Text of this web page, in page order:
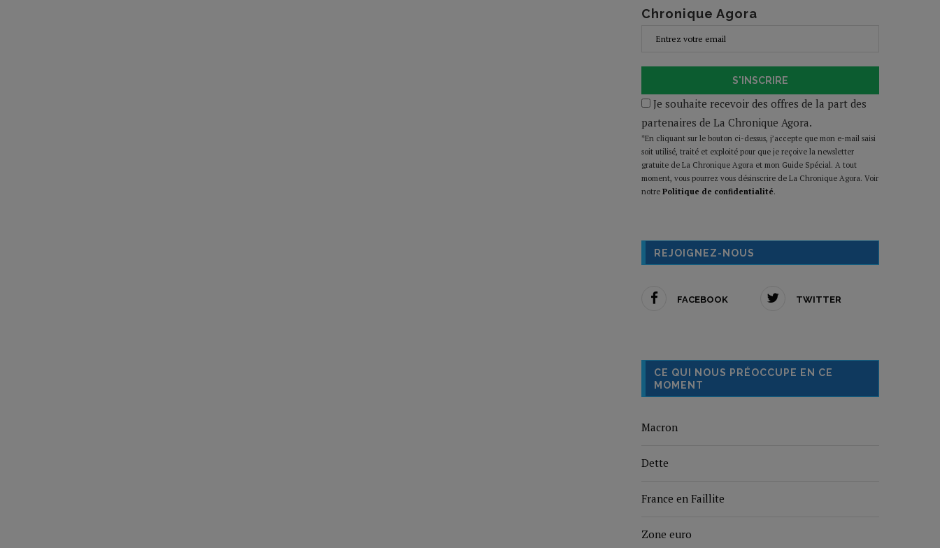
Chronique Agora
S'INSCRIRE
Je souhaite recevoir des offres de la part des
partenaires de La Chronique Agora.
*En cliquant sur le bouton ci-dessus, j’accepte que mon e-mail saisi
soit utilisé, traité et exploité pour que je reçoive la newsletter
gratuite de La Chronique Agora et mon Guide Spécial. A tout
moment, vous pourrez vous désinscrire de La Chronique Agora. Voir
notre Politique de confidentialité.
REJOIGNEZ-NOUS
FACEBOOK TWITTER
CE QUI NOUS PRÉOCCUPE EN CE
MOMENT
Macron
Dette
France en Faillite
Zone euro